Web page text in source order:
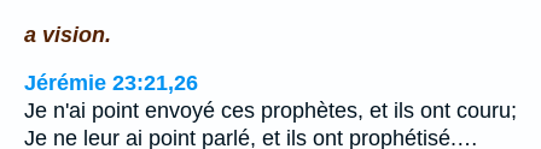
a vision.
Jérémie 23:21,26
Je n'ai point envoyé ces prophètes, et ils ont couru;
Je ne leur ai point parlé, et ils ont prophétisé.…